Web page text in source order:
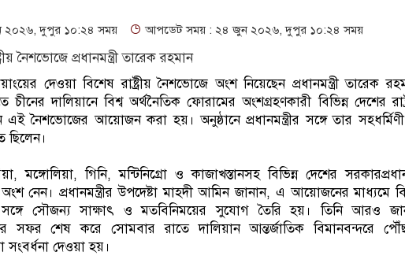
দুপুর ১০:২৪ সময় আপডেট সময় : ২৪ জুন ২০২৬, দুপুর ১০:২৪ সময়
দেওয়া বিশেষ রাষ্ট্রীয় নৈশভোজে অংশ নিয়েছেন প্রধানমন্ত্রী তারেক
দালিয়ানে বিশ্ব অর্থনৈতিক ফোরামের অংশগ্রহণকারী বিভিন্ন দেশের
এই নৈশভোজের আয়োজন করা হয়। অনুষ্ঠানে প্রধানমন্ত্রীর সঙ্গে তার
ছিলেন।
মঙ্গোলিয়া, গিনি, মন্টিনিগ্রো ও কাজাখস্তানসহ বিভিন্ন দেশের
অংশ নেন। প্রধানমন্ত্রীর উপদেষ্টা মাহদী আমিন জানান, এ আয়োজনের মাধ্যমে
সঙ্গে সৌজন্য সাক্ষাৎ ও মতবিনিময়ের সুযোগ তৈরি হয়। তিনি আরও
সফর শেষ করে সোমবার রাতে দালিয়ান আন্তর্জাতিক বিমানবন্দরে
সংবর্ধনা দেওয়া হয়।